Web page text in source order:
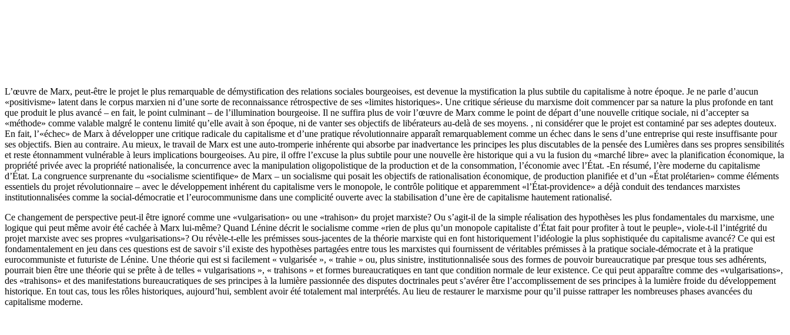
L’œuvre de Marx, peut-être le projet le plus remarquable de démystification des relations sociales bourgeoises, est devenue la mystification la plus subtile du capitalisme à notre époque. Je ne parle d’aucun
«positivisme» latent dans le corpus marxien ni d’une sorte de reconnaissance rétrospective de ses «limites historiques». Une critique sérieuse du marxisme doit commencer par sa nature la plus profonde en tant
que produit le plus avancé – en fait, le point culminant – de l’illumination bourgeoise. Il ne suffira plus de voir l’œuvre de Marx comme le point de départ d’une nouvelle critique sociale, ni d’accepter sa
«méthode» comme valable malgré le contenu limité qu’elle avait à son époque, ni de vanter ses objectifs de libérateurs au-delà de ses moyens. , ni considérer que le projet est contaminé par ses adeptes douteux.
En fait, l’«échec» de Marx à développer une critique radicale du capitalisme et d’une pratique révolutionnaire apparaît remarquablement comme un échec dans le sens d’une entreprise qui reste insuffisante pour
ses objectifs. Bien au contraire. Au mieux, le travail de Marx est une auto-tromperie inhérente qui absorbe par inadvertance les principes les plus discutables de la pensée des Lumières dans ses propres sensibilités
et reste étonnamment vulnérable à leurs implications bourgeoises. Au pire, il offre l’excuse la plus subtile pour une nouvelle ère historique qui a vu la fusion du «marché libre» avec la planification économique, la
propriété privée avec la propriété nationalisée, la concurrence avec la manipulation oligopolistique de la production et de la consommation, l’économie avec l’État. -En résumé, l’ère moderne du capitalisme
d’État. La congruence surprenante du «socialisme scientifique» de Marx – un socialisme qui posait les objectifs de rationalisation économique, de production planifiée et d’un «État prolétarien» comme éléments
essentiels du projet révolutionnaire – avec le développement inhérent du capitalisme vers le monopole, le contrôle politique et apparemment «l’État-providence» a déjà conduit des tendances marxistes
institutionnalisées comme la social-démocratie et l’eurocommunisme dans une complicité ouverte avec la stabilisation d’une ère de capitalisme hautement rationalisé.
Ce changement de perspective peut-il être ignoré comme une «vulgarisation» ou une «trahison» du projet marxiste? Ou s’agit-il de la simple réalisation des hypothèses les plus fondamentales du marxisme, une
logique qui peut même avoir été cachée à Marx lui-même? Quand Lénine décrit le socialisme comme «rien de plus qu’un monopole capitaliste d’État fait pour profiter à tout le peuple», viole-t-il l’intégrité du
projet marxiste avec ses propres «vulgarisations»? Ou révèle-t-elle les prémisses sous-jacentes de la théorie marxiste qui en font historiquement l’idéologie la plus sophistiquée du capitalisme avancé? Ce qui est
fondamentalement en jeu dans ces questions est de savoir s’il existe des hypothèses partagées entre tous les marxistes qui fournissent de véritables prémisses à la pratique sociale-démocrate et à la pratique
eurocommuniste et futuriste de Lénine. Une théorie qui est si facilement « vulgarisée », « trahie » ou, plus sinistre, institutionnalisée sous des formes de pouvoir bureaucratique par presque tous ses adhérents,
pourrait bien être une théorie qui se prête à de telles « vulgarisations », « trahisons » et formes bureaucratiques en tant que condition normale de leur existence. Ce qui peut apparaître comme des «vulgarisations»,
des «trahisons» et des manifestations bureaucratiques de ses principes à la lumière passionnée des disputes doctrinales peut s’avérer être l’accomplissement de ses principes à la lumière froide du développement
historique. En tout cas, tous les rôles historiques, aujourd’hui, semblent avoir été totalement mal interprétés. Au lieu de restaurer le marxisme pour qu’il puisse rattraper les nombreuses phases avancées du
capitalisme moderne.